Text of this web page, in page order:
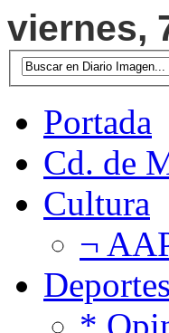
viernes,
Portada
Cd. de
Cultura
¬
Deportes
*